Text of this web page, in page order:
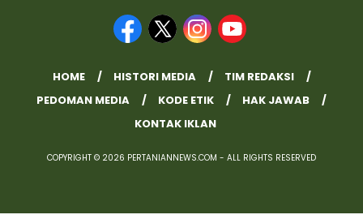
HISTORI MEDIA
TIM REDAKSI
KONTAK IKLAN
COPYRIGHT © 2026 PERTANIANNEWS.COM - ALL RIGHTS RESERVED